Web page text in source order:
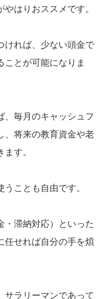
やはりおススメです。
ければ、少ない頭金で
ことが可能になりま
、毎月のキャッシュフ
、将来の教育資金や老
す。
ことも自由です。
・滞納対応）といった
任せれば自分の手を煩
サラリーマンであって